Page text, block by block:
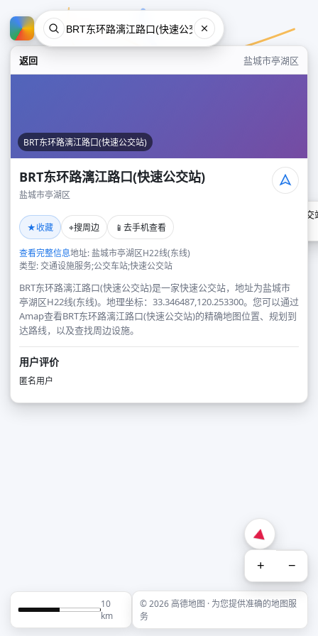
返回 盐城市亭湖区
BRT东环路漓江路口(快速公交站)
BRT东环路漓江路口(快速公交站)
盐城市亭湖区
★收藏 ⌖搜周边 📱 去手机查看
查看完整信息地址: 盐城市亭湖区H22线(东线)
类型: 交通设施服务;公交车站;快速公交站
BRT东环路漓江路口(快速公交站)是一家快速公交站，地址为盐城市
亭湖区H22线(东线)。地理坐标：33.346487,120.253300。您可以通过
Amap查看BRT东环路漓江路口(快速公交站)的精确地图位置、规划到
达路线，以及查找周边设施。
用户评价
匿名用户
BRT东环路漓江路口(快速公交
+ −
10
km
© 2026 高德地图 · 为您提供准确的地图服
务